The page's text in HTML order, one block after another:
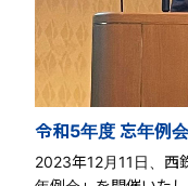
令和5年度 忘年例
2023年12月11日、